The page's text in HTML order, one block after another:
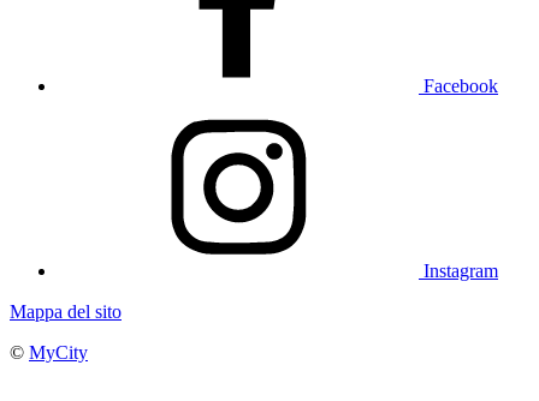
Facebook
Instagram
Mappa del sito
© MyCity